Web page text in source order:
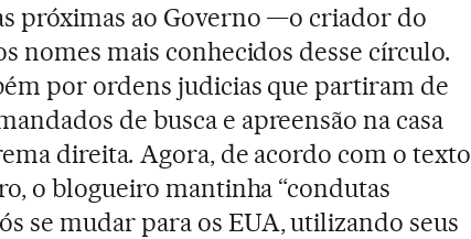
próximas ao Governo —o criador do
nomes mais conhecidos desse círculo.
por ordens judicias que partiram de
de busca e apreensão na casa
direita. Agora, de acordo com o texto
o blogueiro mantinha “condutas
se mudar para os EUA, utilizando seus